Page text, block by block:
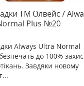
ТМ Олвейс /
Plus №20
Always Ultra Normal
до 100%
Завдяки новому